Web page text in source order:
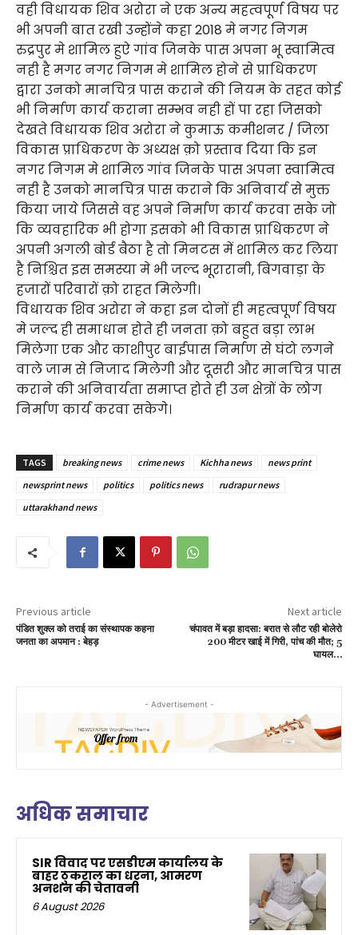
वही विधायक शिव अरोरा ने एक अन्य महत्वपूर्ण विषय पर
भी अपनी बात रखी उन्होंने कहा 2018 मे नगर निगम
रुद्रपुर मे शामिल हुऐ गांव जिनके पास अपना भू स्वामित्व
नही है मगर नगर निगम मे शामिल होने से प्राधिकरण
द्वारा उनको मानचित्र पास कराने की नियम के तहत कोई
भी निर्माण कार्य कराना सम्भव नही हों पा रहा जिसको
देखते विधायक शिव अरोरा ने कुमाऊ कमीशनर / जिला
विकास प्राधिकरण के अध्यक्ष क़ो प्रस्ताव दिया कि इन
नगर निगम मे शामिल गांव जिनके पास अपना स्वामित्व
नही है उनको मानचित्र पास कराने कि अनिवार्य से मुक्त
किया जाये जिससे वह अपने निर्माण कार्य करवा सके जो
कि व्यवहारिक भी होगा इसको भी विकास प्राधिकरण ने
अपनी अगली बोर्ड बैठा है तो मिनटस में शामिल कर लिया
है निश्चित इस समस्या मे भी जल्द भूरारानी, बिगवाड़ा के
हजारों परिवारों क़ो राहत मिलेगी।
विधायक शिव अरोरा ने कहा इन दोनों ही महत्वपूर्ण विषय
मे जल्द ही समाधान होते ही जनता क़ो बहुत बड़ा लाभ
मिलेगा एक और काशीपुर बाईपास निर्माण से घंटो लगने
वाले जाम से निजाद मिलेगी और दूसरी और मानचित्र पास
कराने की अनिवार्यता समाप्त होते ही उन क्षेत्रों के लोग
निर्माण कार्य करवा सकेगे।
TAGS breaking news crime news Kichha news
news print
newsprint news
politics politics news
rudrapur news
uttarakhand news
Previous article
पंडित शुक्ल को तराई का संस्थापक कहना
जनता का अपमान : बेहड़
Next article
चंपावत में बड़ा हादसा: बरात से लौट रही बोलेरो
200 मीटर खाई में गिरी, पांच की मौत; 5
घायल…
- Advertisement -
अधिक समाचार
SIR विवाद पर एसडीएम कार्यालय के
बाहर ठुकराल का धरना, आमरण
अनशन की चेतावनी
6 August 2026